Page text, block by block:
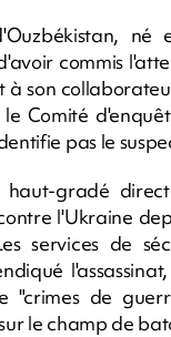
commis
à son
Comité
pas le
gradé
l'Ukraine
services de
"crimes de
le champ de